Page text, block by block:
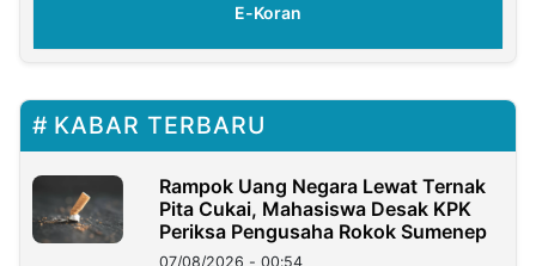
E-Koran
KABAR TERBARU
Rampok Uang Negara Lewat Ternak
Pita Cukai, Mahasiswa Desak KPK
Periksa Pengusaha Rokok Sumenep
07/08/2026 - 00:54